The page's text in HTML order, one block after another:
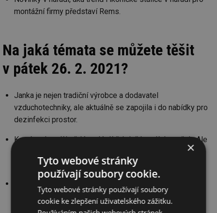
montážní firmy představí Rems.
Na jaká témata se můžete těšit
v pátek 26. 2. 2021?
Janka je nejen tradiční výrobce a dodavatel
vzduchotechniky, ale aktuálně se zapojila i do nabídky pro
dezinfekci prostor.
Komín nakreslí každé malé dítě, když kreslí domeček. Ale
i tak tradiční výrobek se mění, reaguje na praxi a novinky
Almeva se vyplatí sledovat.
vyhodnotit správně naměřená data. Jak a čím měřit
a o nabídce pro měření vyžadovaná legislativou si
×
Tyto webové stránky
používají soubory cookie.
Tyto webové stránky používají soubory
cookie ke zlepšení uživatelského zážitku.